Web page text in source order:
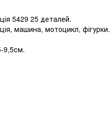
5429 25 деталей.
машина, мотоцикл, фігурки.
9,5см.